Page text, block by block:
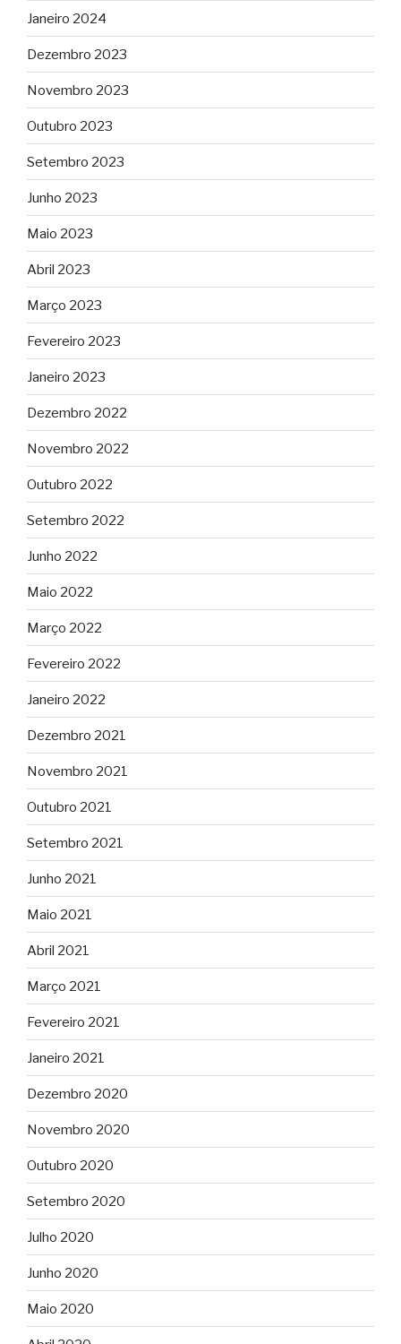
Janeiro 2024
Dezembro 2023
Novembro 2023
Outubro 2023
Setembro 2023
Junho 2023
Maio 2023
Abril 2023
Março 2023
Fevereiro 2023
Janeiro 2023
Dezembro 2022
Novembro 2022
Outubro 2022
Setembro 2022
Junho 2022
Maio 2022
Março 2022
Fevereiro 2022
Janeiro 2022
Dezembro 2021
Novembro 2021
Outubro 2021
Setembro 2021
Junho 2021
Maio 2021
Abril 2021
Março 2021
Fevereiro 2021
Janeiro 2021
Dezembro 2020
Novembro 2020
Outubro 2020
Setembro 2020
Julho 2020
Junho 2020
Maio 2020